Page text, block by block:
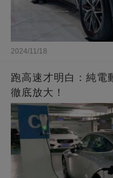
2024/11/18
跑高速才明白：純電
徹底放大！